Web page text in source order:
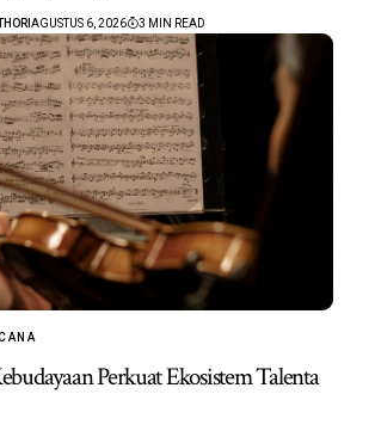
AGUSTUS 6, 2026 3 MIN READ
Perkuat Ekosistem Talenta